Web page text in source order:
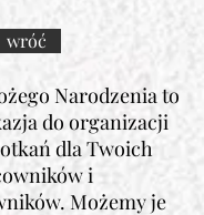
wróć
Narodzenia to
do organizacji
dla Twoich
i
Możemy je